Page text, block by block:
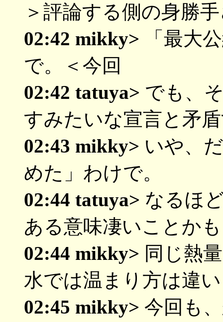
＞評論する側の身勝
02:42 mikky> 「最大
で。＜今回
02:42 tatuya> でも、
すみたいな宣言と矛
02:43 mikky> いや、
めた」わけで。
02:44 tatuya> なるほ
ある意味凄いことかも
02:44 mikky> 同じ熱
水では温まり方は違
02:45 mikky> 今回も